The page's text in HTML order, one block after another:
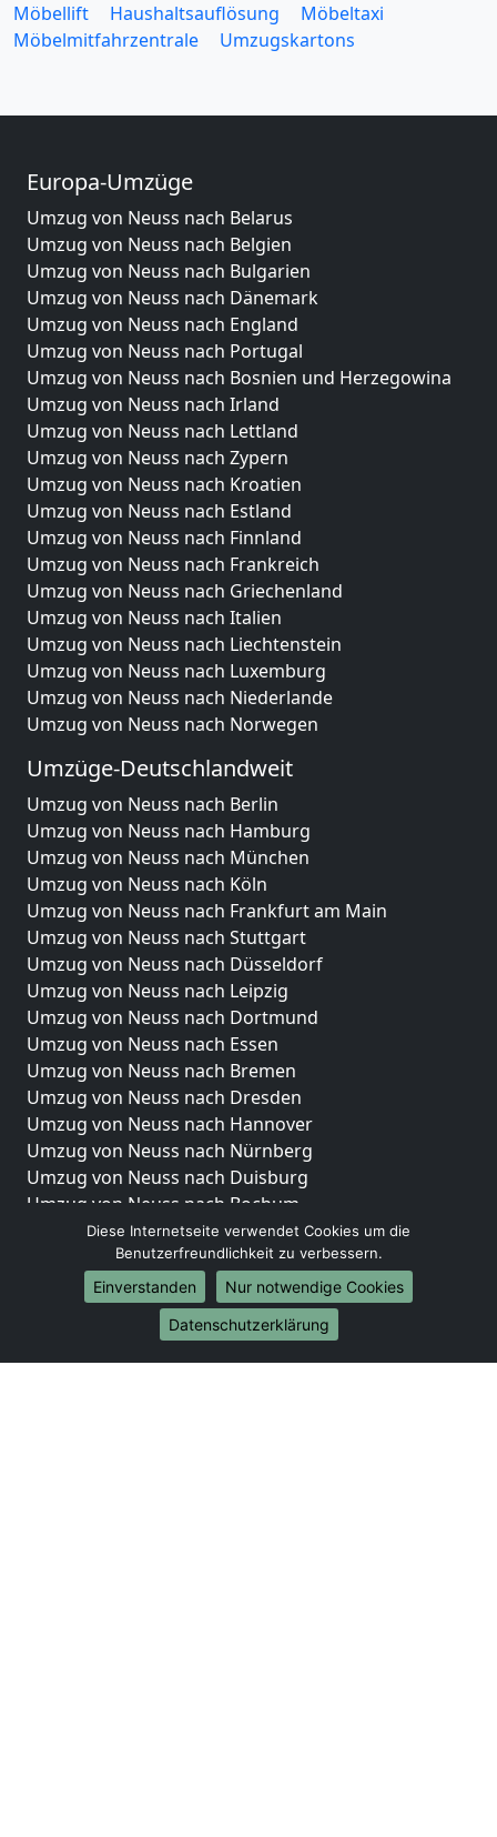
Möbellift
Haushaltsauflösung
Möbeltaxi
Möbelmitfahrzentrale
Umzugskartons
Europa-Umzüge
Umzug von Neuss nach Belarus
Umzug von Neuss nach Belgien
Umzug von Neuss nach Bulgarien
Umzug von Neuss nach Dänemark
Umzug von Neuss nach England
Umzug von Neuss nach Portugal
Umzug von Neuss nach Bosnien und Herzegowina
Umzug von Neuss nach Irland
Umzug von Neuss nach Lettland
Umzug von Neuss nach Zypern
Umzug von Neuss nach Kroatien
Umzug von Neuss nach Estland
Umzug von Neuss nach Finnland
Umzug von Neuss nach Frankreich
Umzug von Neuss nach Griechenland
Umzug von Neuss nach Italien
Umzug von Neuss nach Liechtenstein
Umzug von Neuss nach Luxemburg
Umzug von Neuss nach Niederlande
Umzug von Neuss nach Norwegen
Umzüge-Deutschlandweit
Umzug von Neuss nach Berlin
Umzug von Neuss nach Hamburg
Umzug von Neuss nach München
Umzug von Neuss nach Köln
Umzug von Neuss nach Frankfurt am Main
Umzug von Neuss nach Stuttgart
Umzug von Neuss nach Düsseldorf
Umzug von Neuss nach Leipzig
Umzug von Neuss nach Dortmund
Umzug von Neuss nach Essen
Umzug von Neuss nach Bremen
Umzug von Neuss nach Dresden
Umzug von Neuss nach Hannover
Umzug von Neuss nach Nürnberg
Umzug von Neuss nach Duisburg
Umzug von Neuss nach Bochum
Umzug von Neuss nach Wuppertal
Umzug von Neuss nach Bielefeld
Umzug von Neuss nach Bonn
Umzug von Neuss nach Münster
Diese Internetseite verwendet Cookies um die
Benutzerfreundlichkeit zu verbessern.
Einverstanden
Nur notwendige Cookies
Datenschutzerklärung